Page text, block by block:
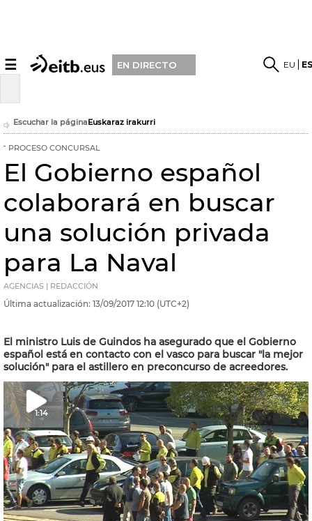
☰ EN DIRECTO EU
Escuchar la páginaEuskaraz irakurri
PROCESO CONCURSAL
El Gobierno español
colaborará en buscar
una solución privada
para La Naval
AGENCIAS | REDACCIÓN
Última actualización: 13/09/2017 12:10 (UTC+2)
El ministro Luis de Guindos ha asegurado que el Gobierno
español está en contacto con el vasco para buscar "la mejor
solución" para el astillero en preconcurso de acreedores.
1:14